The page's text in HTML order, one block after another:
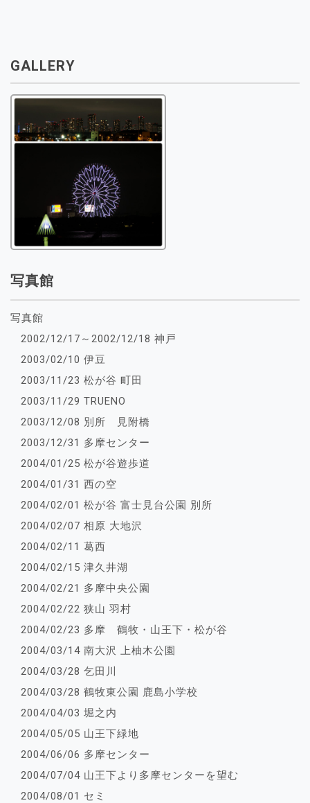
GALLERY
写真館
写真館
2002/12/17～2002/12/18 神戸
2003/02/10 伊豆
2003/11/23 松が谷 町田
2003/11/29 TRUENO
2003/12/08 別所 見附橋
2003/12/31 多摩センター
2004/01/25 松が谷遊歩道
2004/01/31 西の空
2004/02/01 松が谷 富士見台公園 別所
2004/02/07 相原 大地沢
2004/02/11 葛西
2004/02/15 津久井湖
2004/02/21 多摩中央公園
2004/02/22 狭山 羽村
2004/02/23 多摩 鶴牧・山王下・松が谷
2004/03/14 南大沢 上柚木公園
2004/03/28 乞田川
2004/03/28 鶴牧東公園 鹿島小学校
2004/04/03 堀之内
2004/05/05 山王下緑地
2004/06/06 多摩センター
2004/07/04 山王下より多摩センターを望む
2004/08/01 セミ